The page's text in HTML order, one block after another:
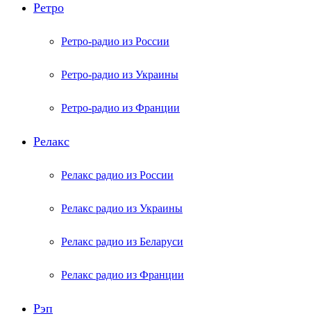
Ретро
Ретро-радио из России
Ретро-радио из Украины
Ретро-радио из Франции
Релакс
Релакс радио из России
Релакс радио из Украины
Релакс радио из Беларуси
Релакс радио из Франции
Рэп